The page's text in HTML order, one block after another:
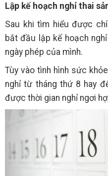
Lập kế hoạch nghỉ thai
Sau khi tìm hiểu được
bắt đầu lập kế hoạch
ngày phép của mình.
Tùy vào tình hình sức
nghỉ từ tháng thứ 8 hay
được thời gian nghỉ ngơi